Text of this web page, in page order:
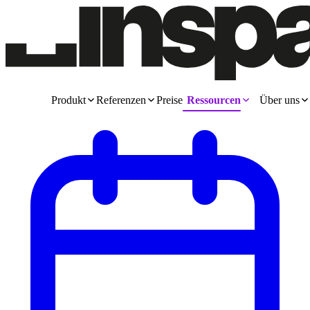
Produkt Referenzen Preise Ressourcen Über uns